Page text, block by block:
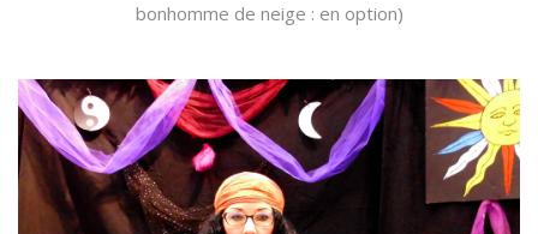
bonhomme de neige : en option)